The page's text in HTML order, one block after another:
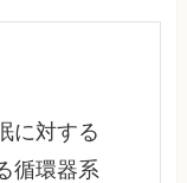
に対する
循環器系